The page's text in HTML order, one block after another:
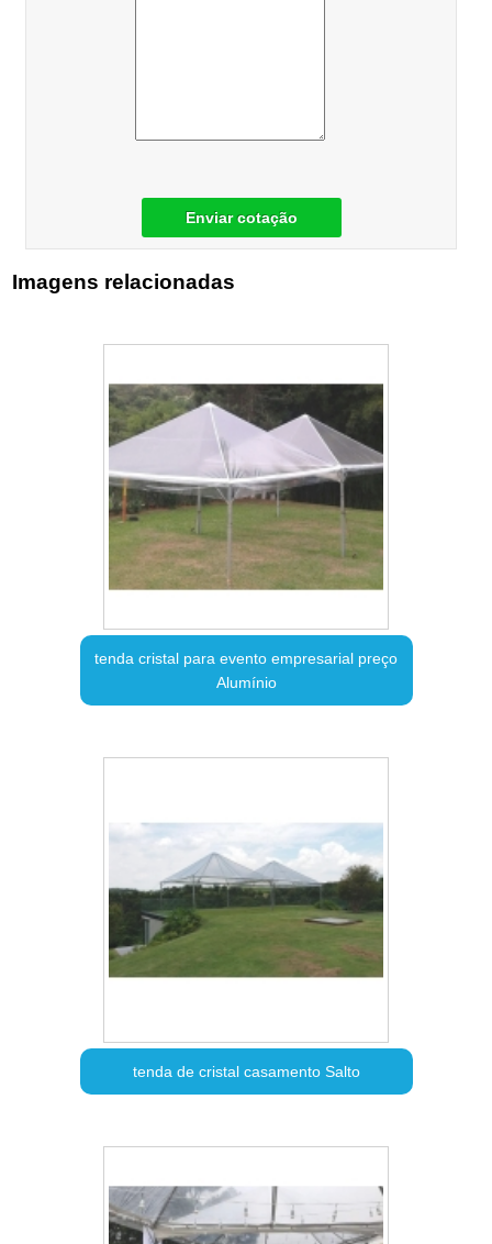
Enviar cotação
Imagens relacionadas
tenda cristal para evento empresarial preço
Alumínio
tenda de cristal casamento Salto